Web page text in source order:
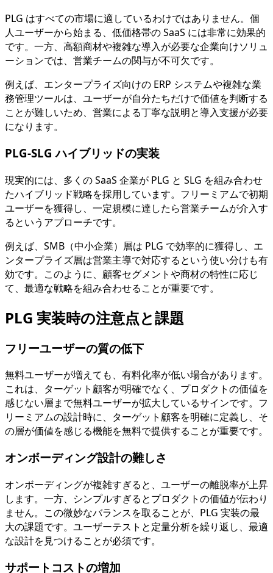
PLG はすべての市場に適しているわけではありません。個
人ユーザーから始まる、低価格帯の SaaS には非常に効果的
です。一方、高額商材や複雑な導入が必要な企業向けソリュ
ーションでは、営業チームの関与が不可欠です。
例えば、エンタープライズ向けの ERP システムや複雑な業
務管理ツールは、ユーザーが自分たちだけで価値を判断する
ことが難しいため、営業による丁寧な説明と導入支援が必要
になります。
PLG-SLG ハイブリッドの実装
現実的には、多くの SaaS 企業が PLG と SLG を組み合わせ
たハイブリッド戦略を採用しています。フリーミアムで初期
ユーザーを獲得し、一定規模に達したら営業チームが介入す
るというアプローチです。
例えば、SMB（中小企業）層は PLG で効率的に獲得し、エ
ンタープライズ層は営業主導で対応するという使い分けも有
効です。このように、顧客セグメントや商材の特性に応じ
て、最適な戦略を組み合わせることが重要です。
PLG 実装時の注意点と課題
フリーユーザーの質の低下
無料ユーザーが増えても、有料化率が低い場合があります。
これは、ターゲット顧客が明確でなく、プロダクトの価値を
感じない層まで無料ユーザーが拡大しているサインです。フ
リーミアムの設計時に、ターゲット顧客を明確に定義し、そ
の層が価値を感じる機能を無料で提供することが重要です。
オンボーディング設計の難しさ
オンボーディングが複雑すぎると、ユーザーの離脱率が上昇
します。一方、シンプルすぎるとプロダクトの価値が伝わり
ません。この微妙なバランスを取ることが、PLG 実装の最
大の課題です。ユーザーテストと定量分析を繰り返し、最適
な設計を見つけることが必須です。
サポートコストの増加